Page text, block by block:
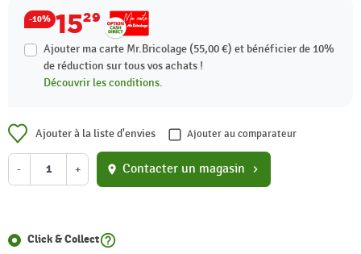
-10% 1529
Ajouter ma carte Mr.Bricolage (55,00 €) et bénéficier de 10%
de réduction sur tous vos achats !
Découvrir les conditions.
Ajouter à la liste d'envies Ajouter au comparateur
- + location_on Contacter un magasin chevron_right
Click & Collecthelp_outline